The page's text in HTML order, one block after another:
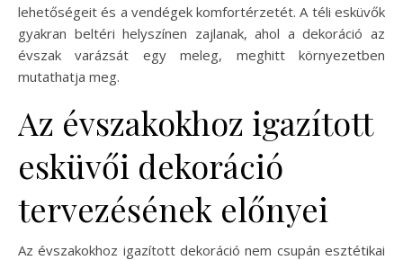
lehetőségeit és a vendégek komfortérzetét. A téli esküvők
gyakran beltéri helyszínen zajlanak, ahol a dekoráció az
évszak varázsát egy meleg, meghitt környezetben
mutathatja meg.
Az évszakokhoz igazított
esküvői dekoráció
tervezésének előnyei
Az évszakokhoz igazított dekoráció nem csupán esztétikai